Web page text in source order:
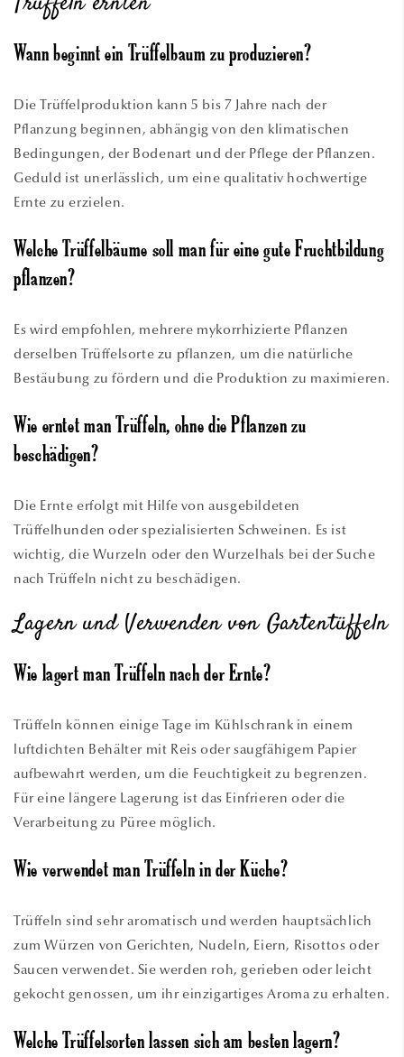
Wann beginnt ein Trüffelbaum zu produzieren?
Die Trüffelproduktion kann 5 bis 7 Jahre nach der
Pflanzung beginnen, abhängig von den klimatischen
Bedingungen, der Bodenart und der Pflege der Pflanzen.
Geduld ist unerlässlich, um eine qualitativ hochwertige
Ernte zu erzielen.
Welche Trüffelbäume soll man für eine gute Fruchtbildung
pflanzen?
Es wird empfohlen, mehrere mykorrhizierte Pflanzen
derselben Trüffelsorte zu pflanzen, um die natürliche
Bestäubung zu fördern und die Produktion zu maximieren.
Wie erntet man Trüffeln, ohne die Pflanzen zu
beschädigen?
Die Ernte erfolgt mit Hilfe von ausgebildeten
Trüffelhunden oder spezialisierten Schweinen. Es ist
wichtig, die Wurzeln oder den Wurzelhals bei der Suche
nach Trüffeln nicht zu beschädigen.
Lagern und Verwenden von Gartentüffeln
Wie lagert man Trüffeln nach der Ernte?
Trüffeln können einige Tage im Kühlschrank in einem
luftdichten Behälter mit Reis oder saugfähigem Papier
aufbewahrt werden, um die Feuchtigkeit zu begrenzen.
Für eine längere Lagerung ist das Einfrieren oder die
Verarbeitung zu Püree möglich.
Wie verwendet man Trüffeln in der Küche?
Trüffeln sind sehr aromatisch und werden hauptsächlich
zum Würzen von Gerichten, Nudeln, Eiern, Risottos oder
Saucen verwendet. Sie werden roh, gerieben oder leicht
gekocht genossen, um ihr einzigartiges Aroma zu erhalten.
Welche Trüffelsorten lassen sich am besten lagern?